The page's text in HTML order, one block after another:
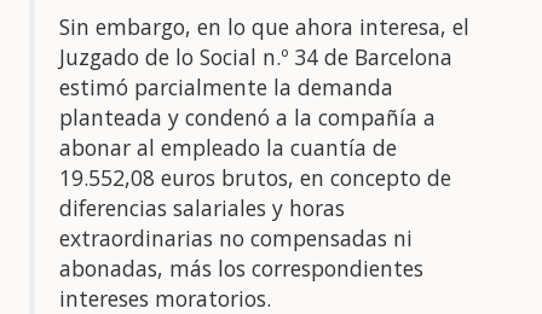
Sin embargo, en lo que ahora interesa, el
Juzgado de lo Social n.º 34 de Barcelona
estimó parcialmente la demanda
planteada y condenó a la compañía a
abonar al empleado la cuantía de
19.552,08 euros brutos, en concepto de
diferencias salariales y horas
extraordinarias no compensadas ni
abonadas, más los correspondientes
intereses moratorios.